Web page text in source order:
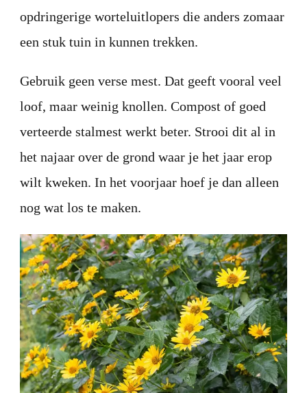
opdringerige worteluitlopers die anders zomaar
een stuk tuin in kunnen trekken.
Gebruik geen verse mest. Dat geeft vooral veel
loof, maar weinig knollen. Compost of goed
verteerde stalmest werkt beter. Strooi dit al in
het najaar over de grond waar je het jaar erop
wilt kweken. In het voorjaar hoef je dan alleen
nog wat los te maken.